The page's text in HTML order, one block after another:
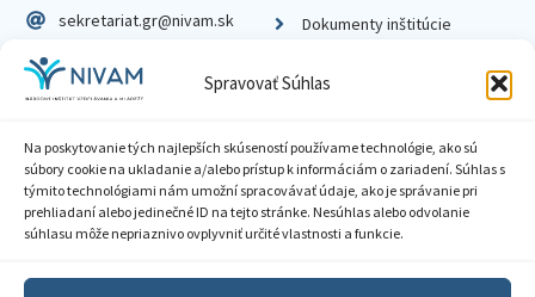
Spravovať Súhlas
Na poskytovanie tých najlepších skúseností používame technológie, ako sú
súbory cookie na ukladanie a/alebo prístup k informáciám o zariadení. Súhlas s
týmito technológiami nám umožní spracovávať údaje, ako je správanie pri
prehliadaní alebo jedinečné ID na tejto stránke. Nesúhlas alebo odvolanie
súhlasu môže nepriaznivo ovplyvniť určité vlastnosti a funkcie.
sekretariat.gr@nivam.sk
IČO: 00164348
DIČ: 2020798714
Dokumenty inštitúcie
Zásady ochrany súkromia